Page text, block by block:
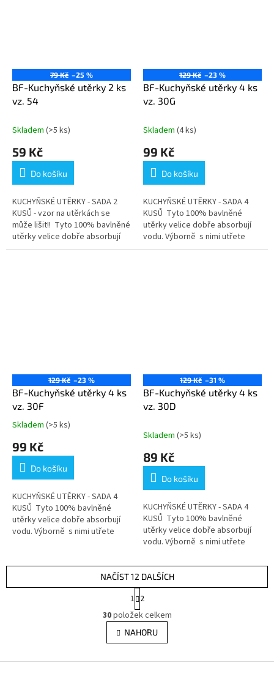
79 Kč –25 %
BF-Kuchyňské utěrky 2 ks
vz. 54
Skladem (>5 ks)
59 Kč
Do košíku
KUCHYŇSKÉ UTĚRKY - SADA 2
KUSŮ - vzor na utěrkách se
může lišit!! Tyto 100% bavlněné
utěrky velice dobře absorbují
vodu. Výborně s nimi utřete
129 Kč –23 %
BF-Kuchyňské utěrky 4 ks
vz. 30G
Skladem (4 ks)
99 Kč
Do košíku
KUCHYŇSKÉ UTĚRKY - SADA 4
KUSŮ Tyto 100% bavlněné
utěrky velice dobře absorbují
vodu. Výborně s nimi utřete
jakýkoliv mokrý povrch. Jsou
129 Kč –23 %
BF-Kuchyňské utěrky 4 ks
vz. 30F
Průměrné
produktu
5,0
5
hvězdiček.
Skladem (>5 ks)
99 Kč
Do košíku
KUCHYŇSKÉ UTĚRKY - SADA 4
KUSŮ Tyto 100% bavlněné
utěrky velice dobře absorbují
vodu. Výborně s nimi utřete
129 Kč –31 %
BF-Kuchyňské utěrky 4 ks
vz. 30D
Skladem (>5 ks)
89 Kč
Do košíku
KUCHYŇSKÉ UTĚRKY - SADA 4
KUSŮ Tyto 100% bavlněné
utěrky velice dobře absorbují
vodu. Výborně s nimi utřete
vyrobené z bavlny....
O
v
l
á
NAČÍST 12 DALŠÍCH
t
r
á
n
k
v
1 2
30položek celkem
NAHORU